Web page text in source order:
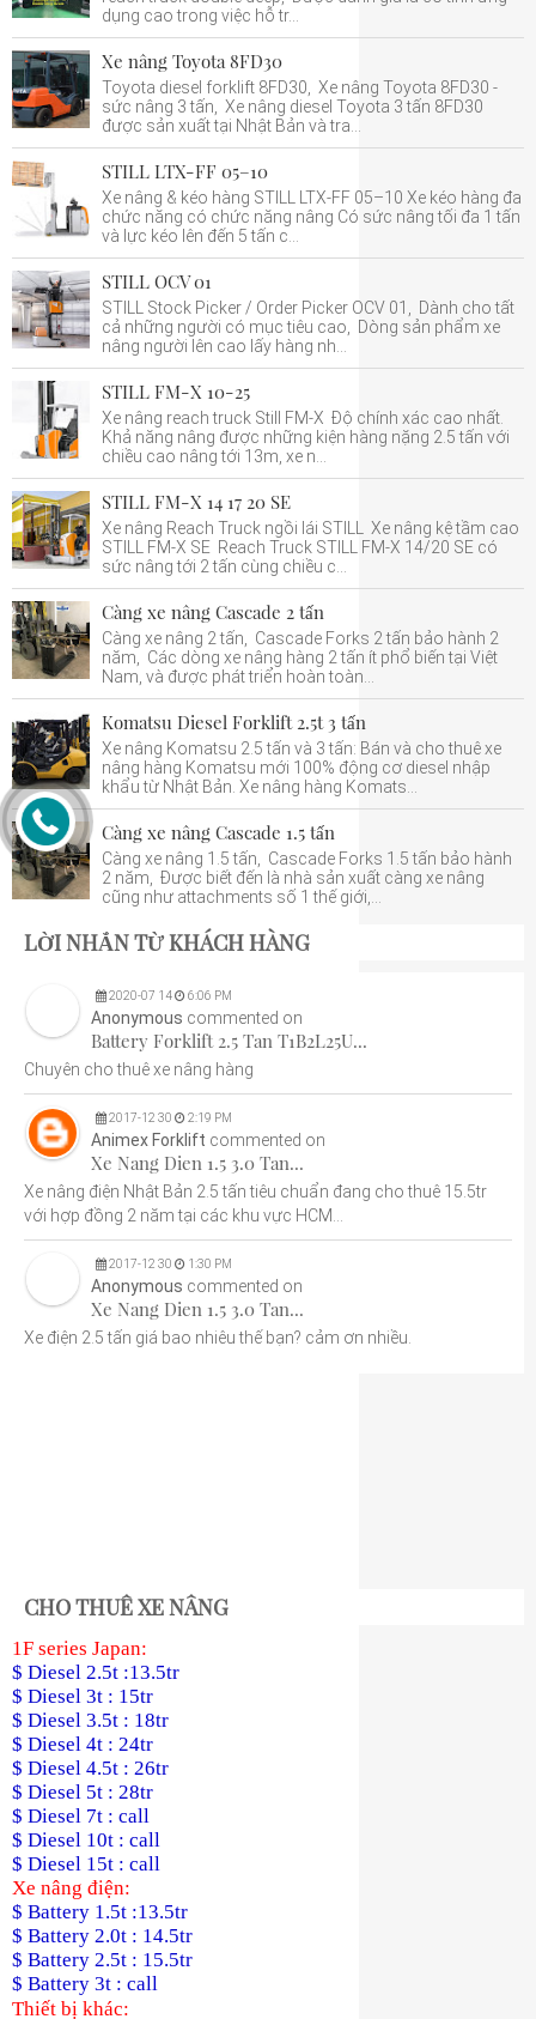
dụng cao trong việc hỗ tr...
Xe nâng Toyota 8FD30
Toyota diesel forklift 8FD30, Xe nâng Toyota 8FD30 -
sức nâng 3 tấn, Xe nâng diesel Toyota 3 tấn 8FD30
được sản xuất tại Nhật Bản và tra...
STILL LTX-FF 05–10
Xe nâng & kéo hàng STILL LTX-FF 05–10 Xe kéo hàng đa
chức năng có chức năng nâng Có sức nâng tối đa 1 tấn
và lực kéo lên đến 5 tấn c...
STILL OCV 01
STILL Stock Picker / Order Picker OCV 01, Dành cho tất
cả những người có mục tiêu cao, Dòng sản phẩm xe
nâng người lên cao lấy hàng nh...
STILL FM-X 10-25
Xe nâng reach truck Still FM-X Độ chính xác cao nhất.
Khả năng nâng được những kiện hàng nặng 2.5 tấn với
chiều cao nâng tới 13m, xe n...
STILL FM-X 14 17 20 SE
Xe nâng Reach Truck ngồi lái STILL Xe nâng kệ tầm cao
STILL FM-X SE Reach Truck STILL FM-X 14/20 SE có
sức nâng tới 2 tấn cùng chiều c...
Càng xe nâng Cascade 2 tấn
Càng xe nâng 2 tấn, Cascade Forks 2 tấn bảo hành 2
năm, Các dòng xe nâng hàng 2 tấn ít phổ biến tại Việt
Nam, và được phát triển hoàn toàn...
Komatsu Diesel Forklift 2.5t 3 tấn
Xe nâng Komatsu 2.5 tấn và 3 tấn: Bán và cho thuê xe
nâng hàng Komatsu mới 100% động cơ diesel nhập
khẩu từ Nhật Bản. Xe nâng hàng Komats...
Càng xe nâng Cascade 1.5 tấn
Càng xe nâng 1.5 tấn, Cascade Forks 1.5 tấn bảo hành
2 năm, Được biết đến là nhà sản xuất càng xe nâng
cũng như attachments số 1 thế giới,...
LỜI NHẮN TỪ KHÁCH HÀNG
Anonymous commented on
Battery Forklift 2.5 Tan T1B2L25U...
2020-07 14 6:06 PM
Chuyên cho thuê xe nâng hàng
Animex Forklift commented on
Xe Nang Dien 1.5 3.0 Tan...
2017-12 30 2:19 PM
Xe nâng điện Nhật Bản 2.5 tấn tiêu chuẩn đang cho thuê 15.5tr
với hợp đồng 2 năm tại các khu vực HCM...
Anonymous commented on
Xe Nang Dien 1.5 3.0 Tan...
2017-12 30 1:30 PM
Xe điện 2.5 tấn giá bao nhiêu thế bạn? cảm ơn nhiều.
CHO THUÊ XE NÂNG
1F series Japan:
$ Diesel 2.5t :13.5tr
$ Diesel 3t : 15tr
$ Diesel 3.5t : 18tr
$ Diesel 4t : 24tr
$ Diesel 4.5t : 26tr
$ Diesel 5t : 28tr
$ Diesel 7t : call
$ Diesel 10t : call
$ Diesel 15t : call
Xe nâng điện:
$ Battery 1.5t :13.5tr
$ Battery 2.0t : 14.5tr
$ Battery 2.5t : 15.5tr
$ Battery 3t : call
Thiết bị khác: